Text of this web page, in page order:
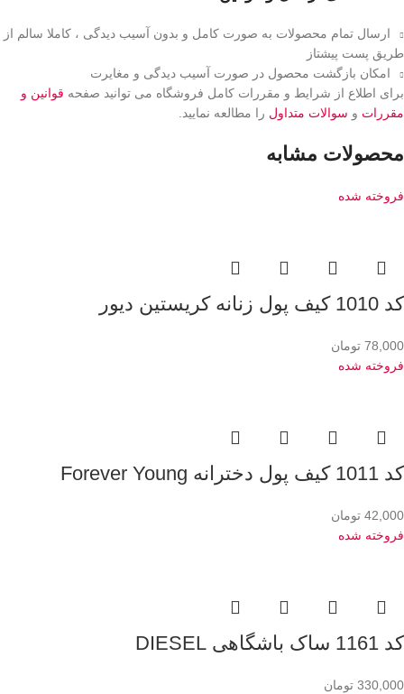
ارسال تمام محصولات به صورت کامل و بدون آسیب دیدگی ، کاملا سالم از
طریق پست پیشتاز
امکان بازگشت محصول در صورت آسیب دیدگی و مغایرت
برای اطلاع از شرایط و مقررات کامل فروشگاه می توانید صفحه قوانین و
مقررات و سوالات متداول را مطالعه نمایید.
محصولات مشابه
فروخته شده
کد 1010 کیف پول زنانه کریستین دیور
78,000 تومان
فروخته شده
کد 1011 کیف پول دخترانه Forever Young
42,000 تومان
فروخته شده
کد 1161 ساک باشگاهی DIESEL
330,000 تومان